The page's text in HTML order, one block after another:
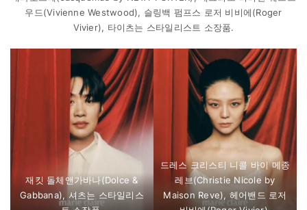
우드(Vivienne Westwood), 슬링백 펌프스 로저 비비에(Roger
Vivier), 타이츠는 스타일리스트 소장품.
재킷 돌체앤가바나(Dolce &
Gabbana), 셔츠는 스타일리스
드레스 크리스티 니콜 바이 메종
레브(Christie Nicole by
Maison Reve), 헤어밴드 로저